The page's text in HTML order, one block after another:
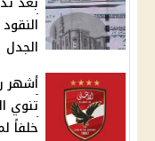
الجدل
أشهر
تنوي
خلفاً